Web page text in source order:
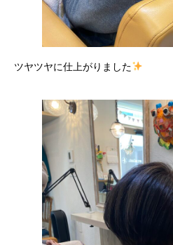
ツヤツヤに仕上がりました